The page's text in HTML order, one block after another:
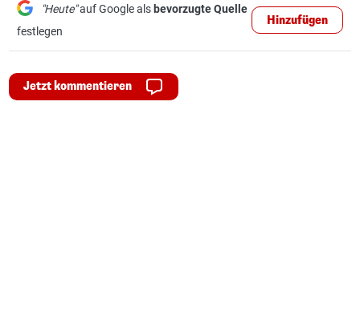
"Heute"auf Google als bevorzugte Quelle
festlegen
Hinzufügen
Jetzt kommentieren